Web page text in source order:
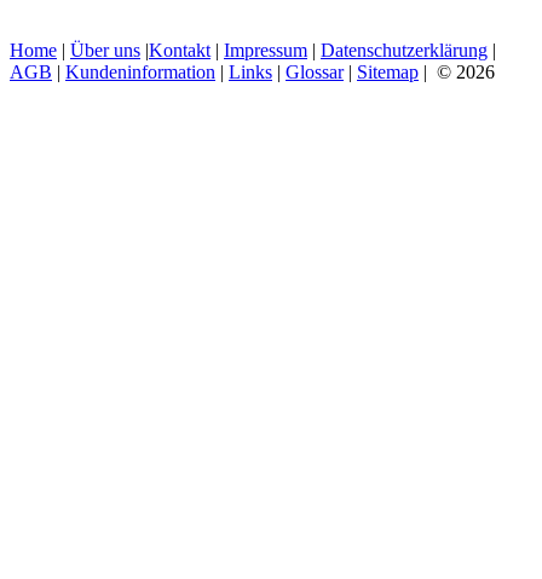
Home | Über uns |Kontakt | Impressum | Datenschutzerklärung |
AGB | Kundeninformation | Links | Glossar| Sitemap | © 2026